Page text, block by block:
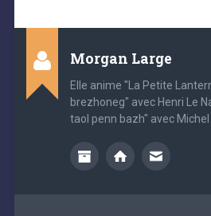
Morgan Large
Elle anime "La Petite
brezhoneg" avec Henri Le
taol penn bazh" avec